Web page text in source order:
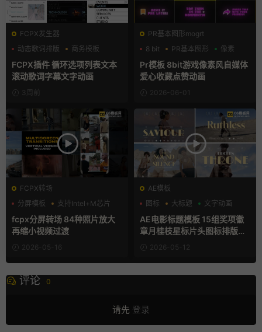
FCPX发生器
动态歌词排版
商务模板
字幕模板
FCPX插件 循环选项列表文本
滚动歌词字幕文字动画
3周前
PR基本图形mogrt
8 bit
PR基本图形 像素
Pr模板 8bit游戏像素风自媒体
爱心收藏点赞动画
2026-06-01
FCPX转场
分屏模板
支持Intel+M芯片
照片墙
fcpx分屏转场 84种照片放大
再缩小视频过渡
2026-05-16
AE模板
图标
大标题 文字动画
AE电影标题模板 15组奖项徽
章月桂枝星标片头图标排版元
2026-05-12
评论 0
请先 登录